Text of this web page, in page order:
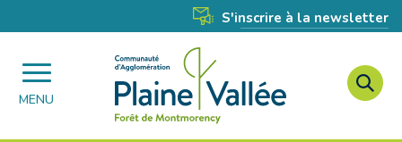
S'inscrire à la newsletter
MENU
Agglomération
Plaine
Vallée